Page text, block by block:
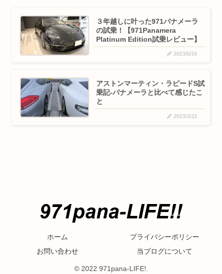
３年越しに叶った971パナメーラ
の試乗！【971Panamera
Platinum Edition試乗レビュー】
2023/5/16
アストンマーティン・ラピードS試
乗記-パナメーラと比べて感じたこ
と
2023/3/21
ホーム
プライバシーポリシー
お問い合わせ
当ブログについて
© 2022 971pana-LIFE!.